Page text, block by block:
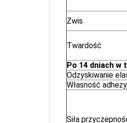
Zwis
Twardość
Po 14 dniach w
Odzyskiwanie
Własność
Siła